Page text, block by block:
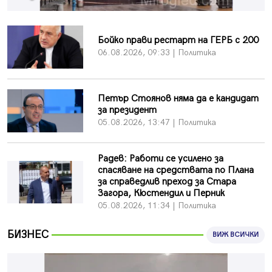
въглищните райони
Звезди от световна сцена в Перник ще пеят на
Пернишката крепост
05.08.2026, 14:01
„Топлофикация Перник“ напредва с дигитализацията
на отчетния процес
05.08.2026, 11:48
Радев: Работи се усилено за спасяване на средствата
по Плана за справедлив преход за Стара Загора,
Кюстендил и Перник
05.08.2026, 11:34
Вече няма чакащи с години за присъединяване към
мрежата на „ВиК“ в Перник
След сигнали: Санкции за шумни младежи и
предупреждения заради тормоз над жена в Перник
Бойко прави рестарт на ГЕРБ с 200
06.08.2026, 09:33 | Политика
Петър Стоянов няма да е кандидат
за президент
05.08.2026, 13:47 | Политика
Радев: Работи се усилено за
спасяване на средствата по Плана
за справедлив преход за Стара
Загора, Кюстендил и Перник
05.08.2026, 11:34 | Политика
БИЗНЕС ВИЖ ВСИЧКИ